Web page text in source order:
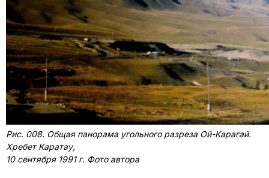
Рис. 008. Общая панорама угольного разреза Ой-Карагай.
Хребет Каратау,
10 сентября 1991 г. Фото автора